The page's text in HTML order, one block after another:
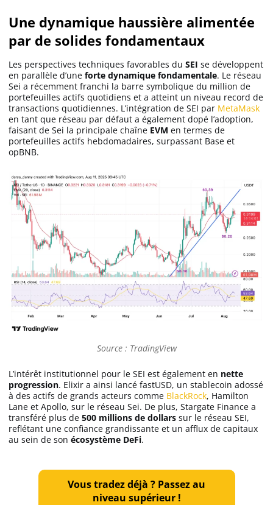
Solana (SOL)
Ripple (XRP)
Dogecoin (DOGE)
Binance Coin (BNB)
Trading
Meilleur Broker
Apprendre
Indicateurs techniques
Meilleures plateformes
Meilleurs wallets
Une dynamique haussière alimentée
par de solides fondamentaux
Les perspectives techniques favorables du SEI se développent
en parallèle d’une forte dynamique fondamentale. Le réseau
Sei a récemment franchi la barre symbolique du million de
portefeuilles actifs quotidiens et a atteint un niveau record de
transactions quotidiennes. L’intégration de SEI par MetaMask
en tant que réseau par défaut a également dopé l’adoption,
faisant de Sei la principale chaîne EVM en termes de
portefeuilles actifs hebdomadaires, surpassant Base et
opBNB.
Source : TradingView
L’intérêt institutionnel pour le SEI est également en nette
progression. Elixir a ainsi lancé fastUSD, un stablecoin adossé
à des actifs de grands acteurs comme BlackRock, Hamilton
Lane et Apollo, sur le réseau Sei. De plus, Stargate Finance a
transféré plus de 500 millions de dollars sur le réseau SEI,
reflétant une confiance grandissante et un afflux de capitaux
au sein de son écosystème DeFi.
Vous tradez déjà ? Passez au
niveau supérieur !